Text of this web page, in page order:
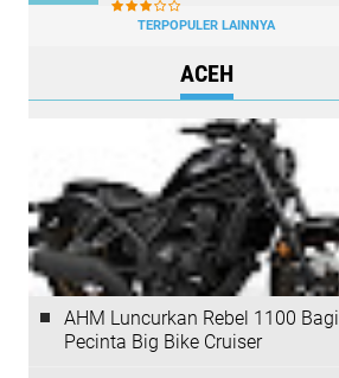
TERPOPULER LAINNYA
ACEH
AHM Luncurkan Rebel 1100 Bagi
Pecinta Big Bike Cruiser